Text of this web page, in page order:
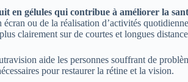
en gélules qui contribue à améliorer la
écran ou de la réalisation d’activités
clairement sur de courtes et longues
aide les personnes souffrant de
pour restaurer la rétine et la vision.